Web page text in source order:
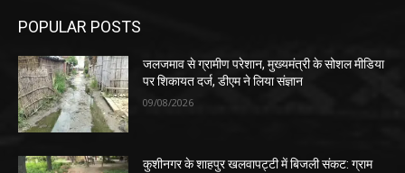
POPULAR POSTS
जलजमाव से ग्रामीण परेशान, मुख्यमंत्री के सोशल मीडिया
पर शिकायत दर्ज, डीएम ने लिया संज्ञान
09/08/2026
कुशीनगर के शाहपुर खलवापट्टी में बिजली संकट: ग्राम